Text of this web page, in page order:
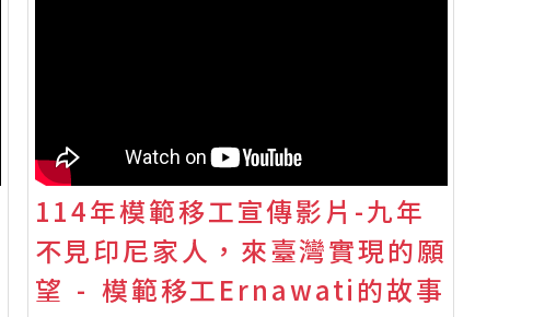
114年模範移工宣傳影片-九年
不見印尼家人，來臺灣實現的願
望 - 模範移工Ernawati的故事